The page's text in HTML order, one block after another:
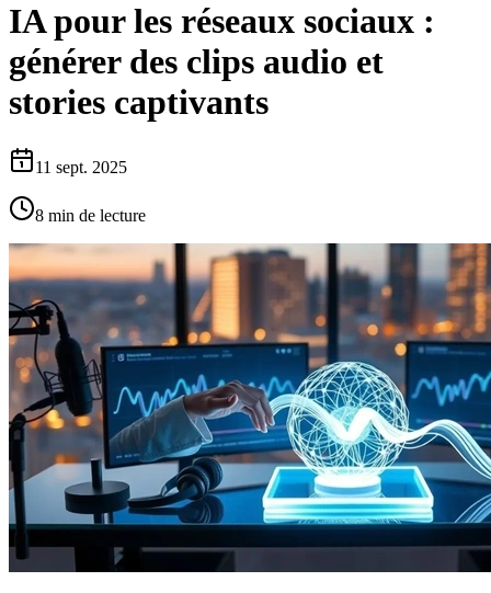
IA pour les réseaux sociaux :
générer des clips audio et
stories captivants
11 sept. 2025
8 min de lecture